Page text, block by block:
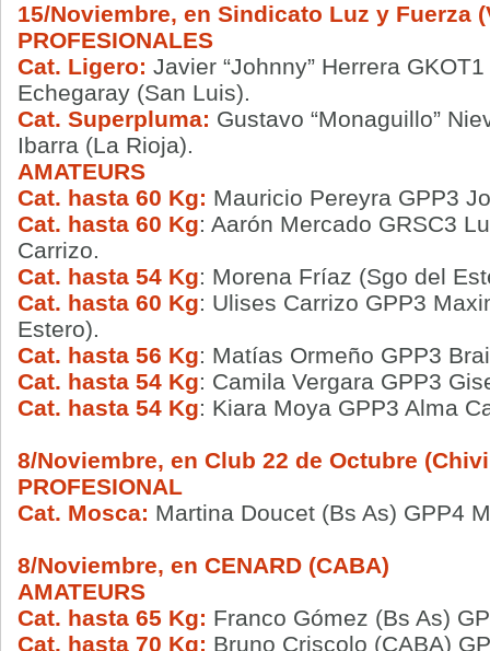
15/Noviembre, en Sindicato Luz y Fuerza
PROFESIONALES
Cat. Ligero: Javier “Johnny” Herrera
Echegaray (San Luis).
Cat. Superpluma: Gustavo “Monaguillo”
Ibarra (La Rioja).
AMATEURS
Cat. hasta 60 Kg: Mauricio Pereyra GPP3
Cat. hasta 60 Kg: Aarón Mercado GRSC3
Carrizo.
Cat. hasta 54 Kg: Morena Fríaz (Sgo del
Cat. hasta 60 Kg: Ulises Carrizo GPP3
Estero).
Cat. hasta 56 Kg: Matías Ormeño GPP3
Cat. hasta 54 Kg: Camila Vergara GPP3
Cat. hasta 54 Kg: Kiara Moya GPP3 Alma
8/Noviembre, en Club 22 de Octubre
PROFESIONAL
Cat. Mosca: Martina Doucet (Bs As) GPP4
8/Noviembre, en CENARD (CABA)
AMATEURS
Cat. hasta 65 Kg: Franco Gómez (Bs As)
Cat. hasta 70 Kg: Bruno Criscolo (CABA)